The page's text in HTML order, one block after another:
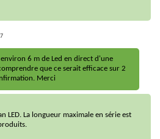
6 m de Led en direct d'une
que ce serait efficace sur 2
Merci
LED. La longueur maximale en série est